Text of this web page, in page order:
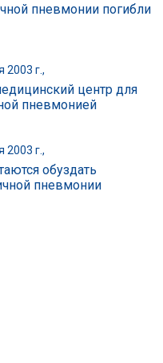
пневмонии погибли
2003 г.,
центр для
пневмонией
2003 г.,
обуздать
пневмонии